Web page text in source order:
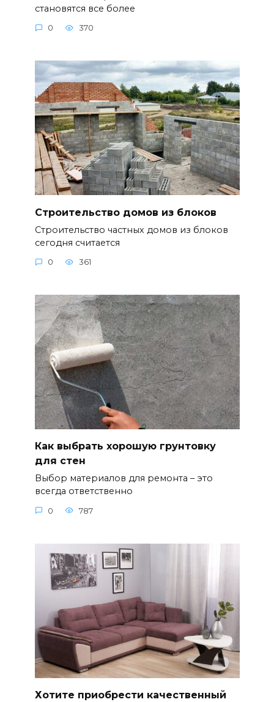
становятся все более
0 370
Строительство домов из блоков
Строительство частных домов из блоков
сегодня считается
0 361
Как выбрать хорошую грунтовку
для стен
Выбор материалов для ремонта – это
всегда ответственно
0 787
Хотите приобрести качественный